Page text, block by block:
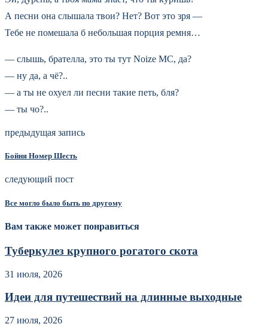
А песни она слышала твои? Нет? Вот это зря —
Тебе не помешала б небольшая порция ремня…
— слышь, брателла, это ты тут Noize MC, да?
— ну да, а чё?..
— а ты не охуел ли песни такие петь, бля?
— ты чо?..
предыдущая запись
Бойня Номер Шесть
следующий пост
Все могло было быть по другому
Вам также может понравиться
Туберкулез крупного рогатого скота
31 июля, 2026
Идеи для путешествий на длинные выходные
27 июля, 2026